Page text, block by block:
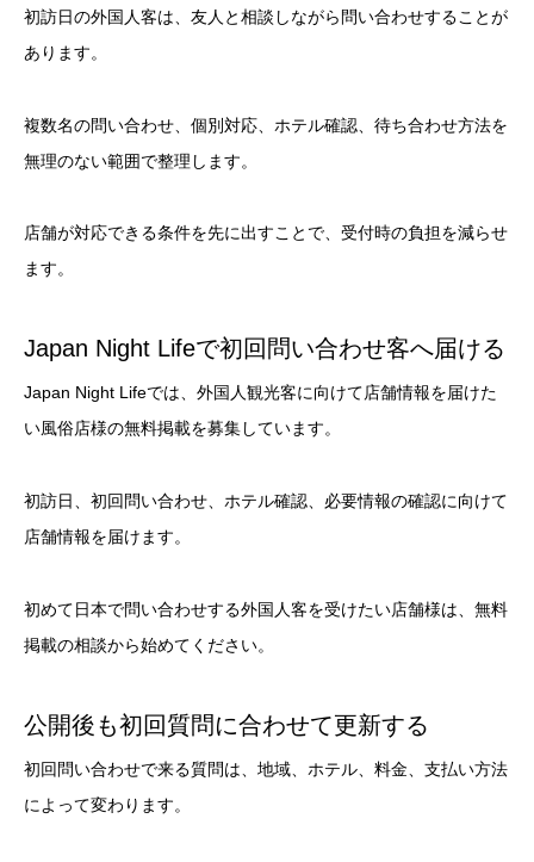
初訪日の外国人客は、友人と相談しながら問い合わせすることが
あります。
複数名の問い合わせ、個別対応、ホテル確認、待ち合わせ方法を
無理のない範囲で整理します。
店舗が対応できる条件を先に出すことで、受付時の負担を減らせ
ます。
Japan Night Lifeで初回問い合わせ客へ届ける
Japan Night Lifeでは、外国人観光客に向けて店舗情報を届けた
い風俗店様の無料掲載を募集しています。
初訪日、初回問い合わせ、ホテル確認、必要情報の確認に向けて
店舗情報を届けます。
初めて日本で問い合わせする外国人客を受けたい店舗様は、無料
掲載の相談から始めてください。
公開後も初回質問に合わせて更新する
初回問い合わせで来る質問は、地域、ホテル、料金、支払い方法
によって変わります。